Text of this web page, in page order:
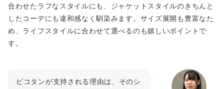
合わせたラフなスタイルにも、ジャケットスタイルのきちんと
したコーデにも違和感なく馴染みます。サイズ展開も豊富なた
め、ライフスタイルに合わせて選べるのも嬉しいポイントで
す。
ピコタンが支持される理由は、そのシ